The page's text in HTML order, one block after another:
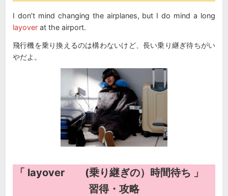
I don’t mind changing the airplanes, but I do mind a long
layover at the airport.
飛行機を乗り換えるのは構わないけど、長い乗り継ぎ待ちがい
やだよ。
「 layover (乗り継ぎの）時間待ち 」
習得・攻略